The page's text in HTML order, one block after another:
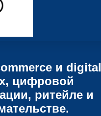
и digital
цифровой
ритейле и